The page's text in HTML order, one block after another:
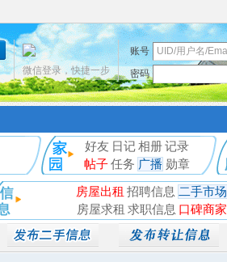
账号
密码
微信登录，快捷一步
好友 日记相册记录
帖子任务 广播 勋章
房屋出租 招聘信息 二手市场
房屋求租 求职信息 口碑商家